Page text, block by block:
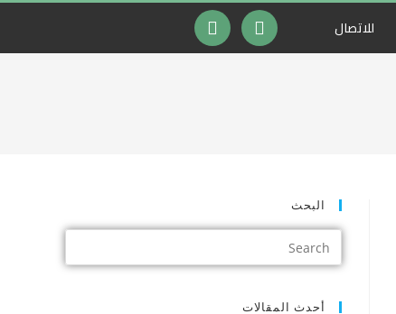
للاتصال
البحث
أحدث المقالات